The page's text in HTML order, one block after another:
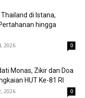
di Istana,
hingga
2026 0
Monas, Zikir dan Doa
HUT Ke-81 RI
2026 0